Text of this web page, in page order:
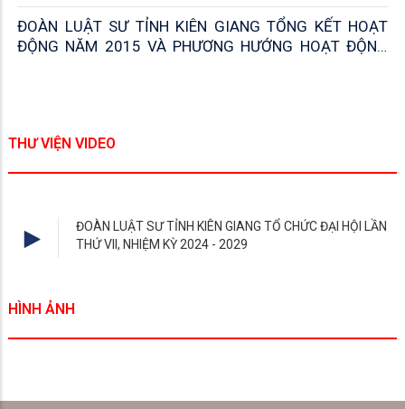
ĐOÀN LUẬT SƯ TỈNH KIÊN GIANG TỔNG KẾT HOẠT
ĐỘNG NĂM 2015 VÀ PHƯƠNG HƯỚNG HOẠT ĐỘNG
THƯ VIỆN VIDEO
ĐOÀN LUẬT SƯ TỈNH KIÊN GIANG TỔ CHỨC ĐẠI HỘI LẦN
THỨ VII, NHIỆM KỲ 2024 - 2029
HÌNH ẢNH